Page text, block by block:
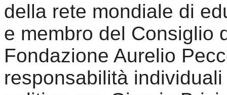
della rete mondiale di
e membro del Consiglio
Fondazione Aurelio
responsabilità